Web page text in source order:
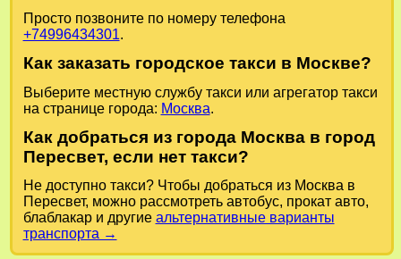
Просто позвоните по номеру телефона
+74996434301.
Как заказать городское такси в Москве?
Выберите местную службу такси или агрегатор такси
на странице города: Москва.
Как добраться из города Москва в город
Пересвет, если нет такси?
Не доступно такси? Чтобы добраться из Москва в
Пересвет, можно рассмотреть автобус, прокат авто,
блаблакар и другие альтернативные варианты
транспорта →